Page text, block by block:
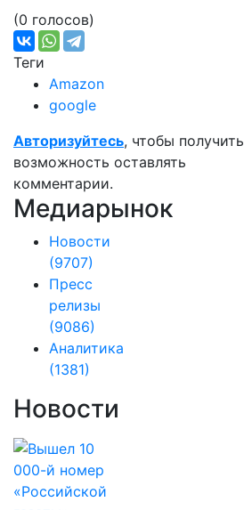
(0 голосов)
Теги
Amazon
google
Авторизуйтесь, чтобы получить
возможность оставлять
комментарии.
Медиарынок
Новости
(9707)
Пресс
релизы
(9086)
Аналитика
(1381)
Новости